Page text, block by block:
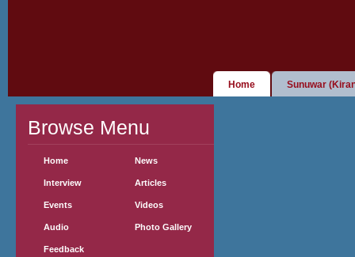
Sunuwar
Home
Browse Menu
Home News
Interview Articles
Events Videos
Audio Photo Gallery
Feedback